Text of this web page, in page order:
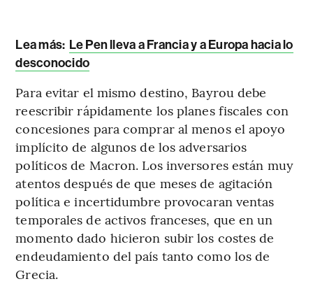
Lea más: Le Pen lleva a Francia y a Europa hacia lo
desconocido
Para evitar el mismo destino, Bayrou debe
reescribir rápidamente los planes fiscales con
concesiones para comprar al menos el apoyo
implícito de algunos de los adversarios
políticos de Macron. Los inversores están muy
atentos después de que meses de agitación
política e incertidumbre provocaran ventas
temporales de activos franceses, que en un
momento dado hicieron subir los costes de
endeudamiento del país tanto como los de
Grecia.